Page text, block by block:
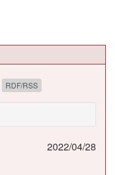
RDF/RSS
2022/04/28